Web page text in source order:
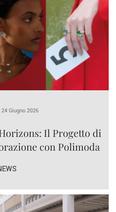
Giugno 2026
Il Progetto di
con Polimoda